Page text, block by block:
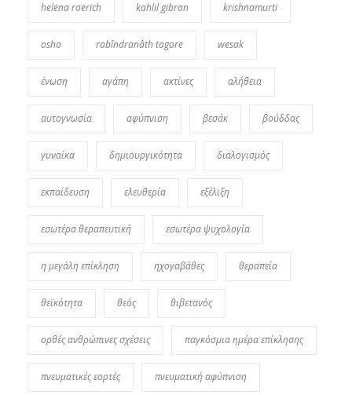
helena roerich kahlil gibran krishnamurti
osho rabîndranâth tagore wesak
ένωση αγάπη ακτίνες αλήθεια
αυτογνωσία αφύπνιση βεσάκ βούδδας
γυναίκα δημιουργικότητα διαλογισμός
εκπαίδευση ελευθερία εξέλιξη
εσωτέρα θεραπευτική εσωτέρα ψυχολογία
η μεγάλη επίκληση ηχογαβάθες θεραπεία
θεϊκότητα θεός θιβετανός
ορθές ανθρώπινες σχέσεις παγκόσμια ημέρα επίκλησης
πνευματικές εορτές πνευματική αφύπνιση